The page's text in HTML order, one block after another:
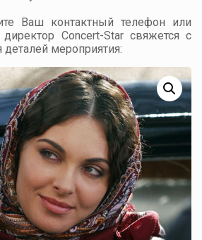
Ваш контактный телефон или
Concert-Star свяжется с
мероприятия: